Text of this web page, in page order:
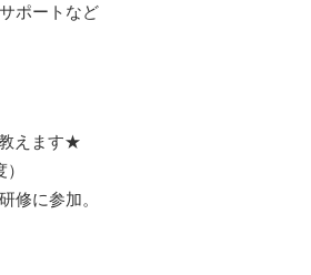
ポートなど
えます★
修に参加。